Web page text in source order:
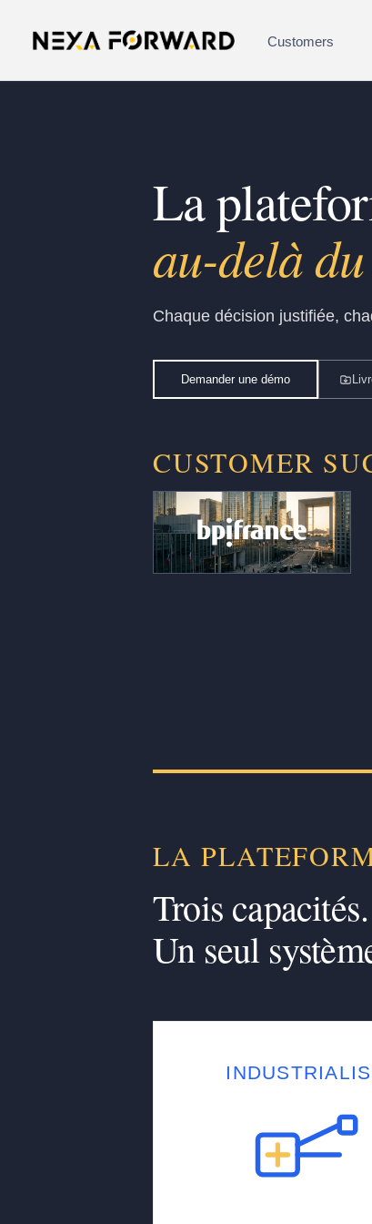
Customers
La
gouvernée
Chaque décision justifiée,
Demander une démo
CUSTOMER
LA
Trois capacités.
Un seul